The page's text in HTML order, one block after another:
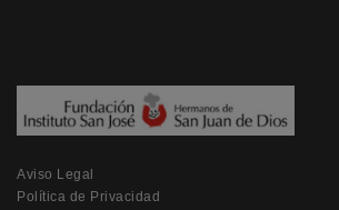
Aviso Legal
Política de Privacidad